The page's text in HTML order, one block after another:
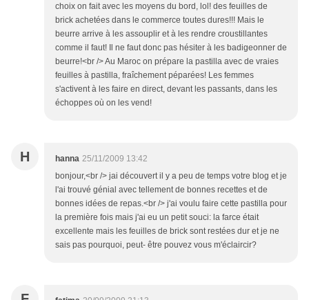
choix on fait avec les moyens du bord, lol! des feuilles de
brick achetées dans le commerce toutes dures!!! Mais le
beurre arrive à les assouplir et à les rendre croustillantes
comme il faut! Il ne faut donc pas hésiter à les badigeonner de
beurre!<br /> Au Maroc on prépare la pastilla avec de vraies
feuilles à pastilla, fraîchement péparées! Les femmes
s'activent à les faire en direct, devant les passants, dans les
échoppes où on les vend!
H hanna 25/11/2009 13:42
bonjour,<br /> jai découvert il y a peu de temps votre blog et je
l'ai trouvé génial avec tellement de bonnes recettes et de
bonnes idées de repas.<br /> j'ai voulu faire cette pastilla pour
la première fois mais j'ai eu un petit souci: la farce était
excellente mais les feuilles de brick sont restées dur et je ne
sais pas pourquoi, peut- être pouvez vous m'éclaircir?